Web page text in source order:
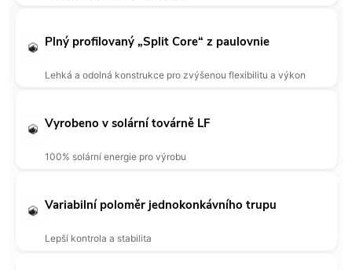
Plný profilovaný „Split Core“ z paulovnie
Lehká a odolná konstrukce pro zvýšenou flexibilitu a výkon
Vyrobeno v solární továrně LF
100% solární energie pro výrobu
Variabilní poloměr jednokonkávního trupu
Lepší kontrola a stabilita